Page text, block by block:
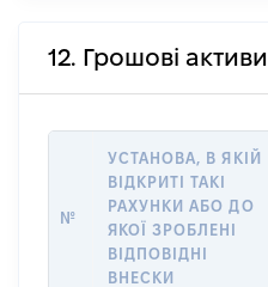
12. Грошові активи
№
УСТАНОВА, В ЯКІЙ
ВІДКРИТІ ТАКІ
РАХУНКИ АБО ДО
ЯКОЇ ЗРОБЛЕНІ
ВІДПОВІДНІ
ВНЕСКИ